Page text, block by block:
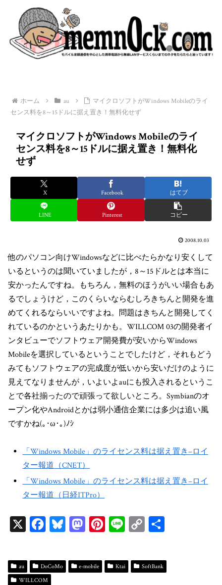
ホーム au
マイクロソフトがWindows Mobileのライ
センス料を8～15ドルに据え置き！無料化せず
マイクロソフトがWindows Mobileのライ
センス料を8～15ドルに据え置き！無料化
せず
X Facebook はてブ
LINE Pinterest コピー
2008.10.03
他のパソコン向けWindowsなどに比べたらかなり安くして
いるというのは聞いていましたが，8～15ドルとは本当に
安かったんですね。もちろん，無料のほうがいい場合もあ
るでしょうけど，このくらいならむしろきちんと開発を進
めてくれるならいいですよね。問題はきちんと開発してく
れているのかというあたりかも。WILLCOM 03の開発者イ
ンタビューでソフトウェア開発費が安いからWindows
Mobileを選択しているということでしたけど，それもどう
みてもソフトウェアの完成度が低いから安いだけのように
見えてなりませんが，いよいよauにも投入されるというこ
とで各社揃ったので頑張って欲しいところ。Symbianのオ
ープン化やAndroidとかは弱小通信企業には多少は追い風
ですかね(｡･ω･｡)ﾉｼ
「Windows Mobile」のライセンス料は据え置き–ロイ
ター報道（CNET）
「Windows Mobile」のライセンス料は据え置き–ロイ
ター報道（日経ITPro）
X Fa
bo
ok
Bl
sk
y
M
to
do
Pi
er
es
Li C
y
Li
au DoCoMo e-mobile Ktai
SoftBank
WILLCOM